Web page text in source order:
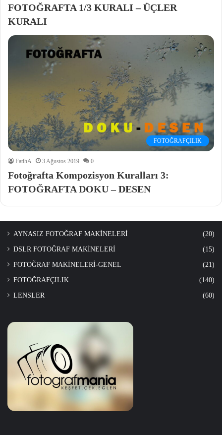
FOTOĞRAFTA 1/3 KURALI – ÜÇLER
KURALI
FOTOĞRAFÇILIK
FatihA 3 Ağustos 2019 0
Fotoğrafta Kompozisyon Kuralları 3:
FOTOĞRAFTA DOKU – DESEN
AYNASIZ FOTOĞRAF MAKİNELERİ (20)
DSLR FOTOĞRAF MAKİNELERİ (15)
FOTOĞRAF MAKİNELERİ-GENEL (21)
FOTOĞRAFÇILIK (140)
LENSLER (60)